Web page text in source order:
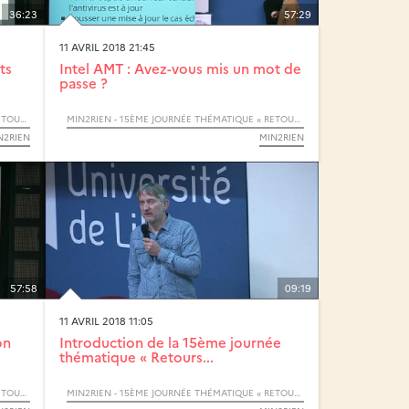
36:23
MIN2RIEN - 15ÈME JOURNÉE THÉMATIQUE « RETOURS D’EXPÉRIENCES »
57:29
11 AVRIL 2018 21:45
Intel AMT : Avez-vous mis un mot de
passe ?
MIN2RIEN - 15ÈME JOURNÉE THÉMATIQUE « RETOURS D’EXPÉRIENCES »
MIN2RIEN
57:58
MIN2RIEN - 15ÈME JOURNÉE THÉMATIQUE « RETOURS D’EXPÉRIENCES »
09:19
11 AVRIL 2018 11:05
Introduction de la 15ème journée
thématique « Retours...
MIN2RIEN - 15ÈME JOURNÉE THÉMATIQUE « RETOURS D’EXPÉRIENCES »